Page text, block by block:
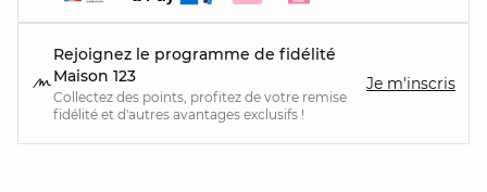
Rejoignez le programme de fidélité
Maison 123
Collectez des points, profitez de votre remise
fidélité et d'autres avantages exclusifs !
Je m'inscris